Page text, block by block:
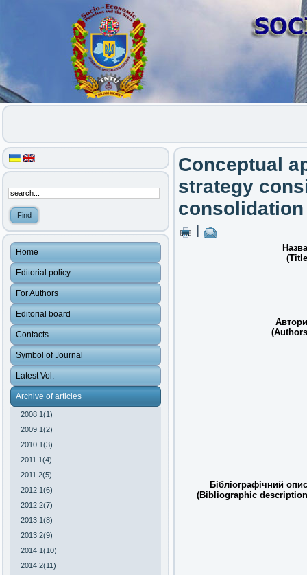
Home
Editorial policy
For Authors
Editorial board
Contacts
Symbol of Journal
Latest Vol.
Archive of articles
2008 1(1)
2009 1(2)
2010 1(3)
2011 1(4)
2011 2(5)
2012 1(6)
2012 2(7)
2013 1(8)
2013 2(9)
2014 1(10)
2014 2(11)
Conceptual
strategy
Бібліографічний
(Bibliographic